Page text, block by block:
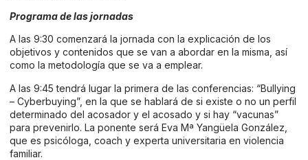
Programa de las jornadas
A las 9:30 comenzará la jornada con la explicación de los
objetivos y contenidos que se van a abordar en la misma, así
como la metodología que se va a emplear.
A las 9:45 tendrá lugar la primera de las conferencias: “Bullying
– Cyberbuying”, en la que se hablará de si existe o no un perfil
determinado del acosador y el acosado y si hay “vacunas”
para prevenirlo. La ponente será Eva Mª Yangüela González,
que es psicóloga, coach y experta universitaria en violencia
familiar.